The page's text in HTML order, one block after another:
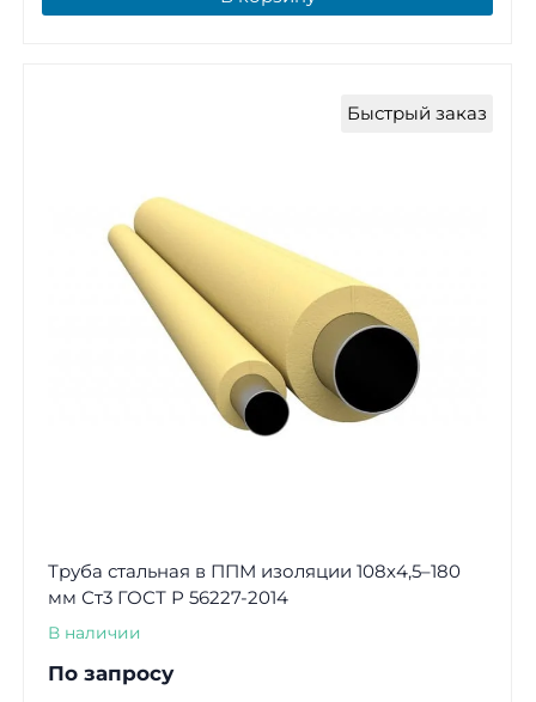
Быстрый заказ
Труба стальная в ППМ изоляции 108х4,5–180
мм Ст3 ГОСТ Р 56227-2014
В наличии
По запросу